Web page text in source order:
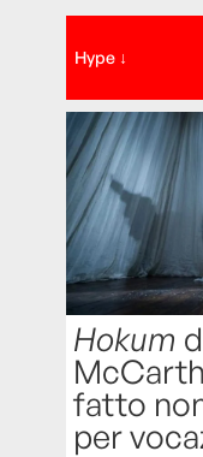
Hype ↓
Hokum
fatto
per